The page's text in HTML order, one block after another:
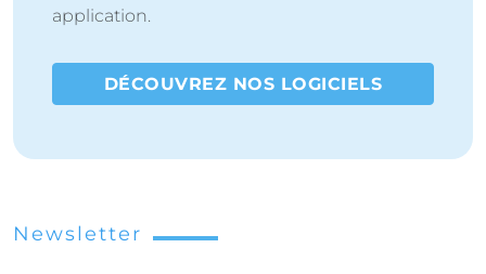
application.
DÉCOUVREZ NOS LOGICIELS
Newsletter